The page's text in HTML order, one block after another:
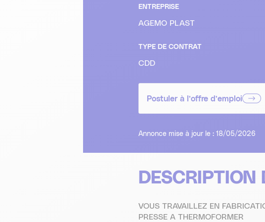
ENTREPRISE
AGEMO PLAST
TYPE DE CONTRAT
CDD
Postuler à l’offre d’emploi
Annonce mise à jour le : 18/05/2026
DESCRIPTION
VOUS TRAVAILLEZ EN
PRESSE A THERMOFORMER